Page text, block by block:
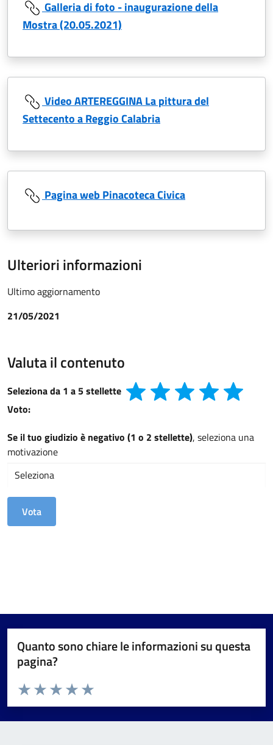
Galleria di foto - inaugurazione della
Mostra (20.05.2021)
Video ARTEREGGINA La pittura del
Settecento a Reggio Calabria
Pagina web Pinacoteca Civica
Ulteriori informazioni
Ultimo aggiornamento
21/05/2021
Valuta il contenuto
Seleziona da 1 a 5 stellette
Voto:
Se il tuo giudizio è negativo (1 o 2 stellette), seleziona una
motivazione
Quanto sono chiare le informazioni su questa
pagina?
Valuta da 1 a 5 stelle la pagina
Valuta 5 stelle su 5
Valuta 4 stelle su 5
Valuta 3 stelle su 5
Valuta 2 stelle su 5
Valuta 1 stelle su 5